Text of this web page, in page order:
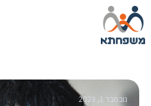
נובמבר 1, 2023